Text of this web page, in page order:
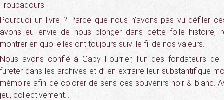
Troubadours.
Pourquoi un livre ? Parce que nous n’avons pas vu défiler
avons eu envie de nous plonger dans cette folle histoire,
montrer en quoi elles ont toujours suivi le fil de nos valeurs.
Nous avons confié à Gaby Fourrier, l’un des fondateurs de
fureter dans les archives et d’ en extraire leur substantifique
mémoire afin de colorer de sens ces souvenirs noir & blanc.
jeu, collectivement…